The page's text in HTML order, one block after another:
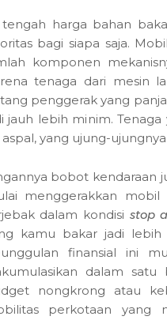
tengah harga bahan
bagi siapa saja.
komponen
tenaga dari mesin
penggerak yang
jauh lebih minim.
aspal, yang ujung-
bobot kendaraan
menggerakkan
dalam kondisi stop
kamu bakar jadi
finansial ini
dalam
nongkrong atau
perkotaan yang